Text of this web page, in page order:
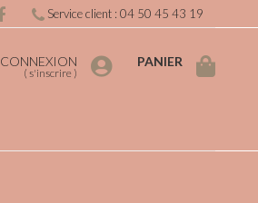
CONNEXION
( s'inscrire )
PANIER
Service client : 04 50 45 43 19